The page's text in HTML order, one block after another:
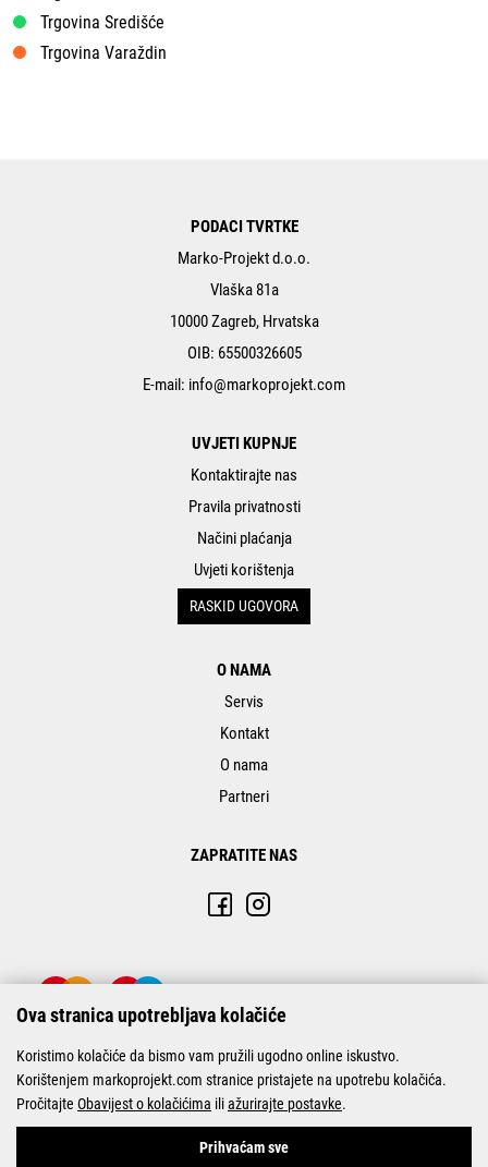
Trgovina Središće
Trgovina Varaždin
PODACI TVRTKE
Marko-Projekt d.o.o.
Vlaška 81a
10000 Zagreb, Hrvatska
OIB: 65500326605
E-mail: info@markoprojekt.com
UVJETI KUPNJE
Kontaktirajte nas
Pravila privatnosti
Načini plaćanja
Uvjeti korištenja
RASKID UGOVORA
O NAMA
Servis
Kontakt
O nama
Partneri
ZAPRATITE NAS
© Marko-Projekt 2026
Ova stranica upotrebljava kolačiće
Koristimo kolačiće da bismo vam pružili ugodno online iskustvo.
Korištenjem markoprojekt.com stranice pristajete na upotrebu kolačića.
Pročitajte Obavijest o kolačićima iliažurirajte postavke.
Prihvaćam sve